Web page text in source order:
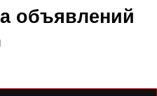
объявлений